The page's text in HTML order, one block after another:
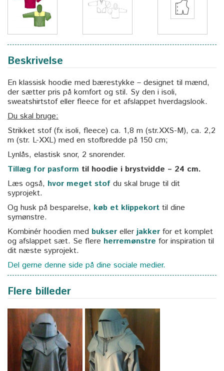
Beskrivelse
En klassisk hoodie med bærestykke – designet til mænd,
der sætter pris på komfort og stil. Sy den i isoli,
sweatshirtstof eller fleece for et afslappet hverdagslook.
Du skal bruge:
Strikket stof (fx isoli, fleece) ca. 1,8 m (str.XXS-M), ca. 2,2
m (str. L-XXL) med en stofbredde på 150 cm;
Lynlås, elastisk snor, 2 snorender.
Tillæg for pasform til hoodie i brystvidde – 24 cm.
Læs også, hvor meget stof du skal bruge til dit
syprojekt.
Og husk på besparelse, køb et klippekort til dine
symønstre.
Kombinér hoodien med bukser eller jakker for et komplet
og afslappet sæt. Se flere herremønstre for inspiration til
dit næste syprojekt.
Del gerne denne side på dine sociale medier.
Flere billeder